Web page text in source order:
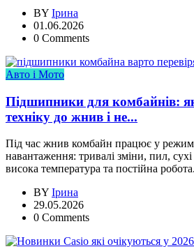
BY Ірина
01.06.2026
0 Comments
Авто і Мото
Підшипники для комбайнів:
техніку до жнив і не...
Під час жнив комбайн працює у
навантаження: тривалі зміни, пил,
висока температура та постійна
BY Ірина
29.05.2026
0 Comments